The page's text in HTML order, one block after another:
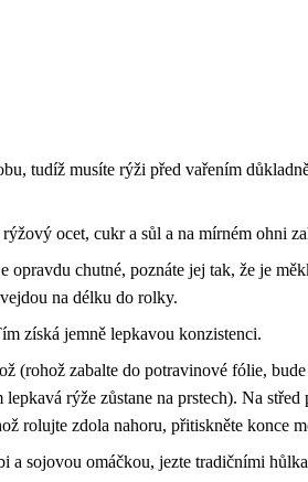
tudíž musíte rýži před vařením
ocet, cukr a sůl a na mírném ohni
chutné, poznáte jej tak, že je
na délku do rolky.
získá jemně lepkavou konzistenci.
(rohož zabalte do potravinové fólie,
rýže zůstane na prstech). Na střed
rolujte zdola nahoru, přitiskněte konce
a sojovou omáčkou, jezte tradičními